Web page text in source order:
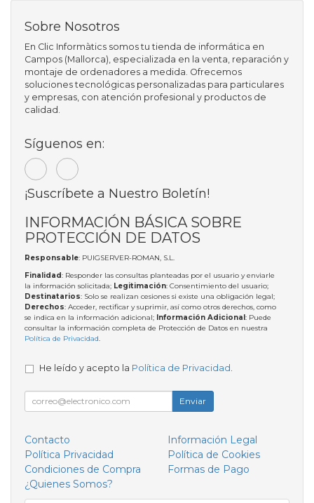
Sobre Nosotros
En Clic Informàtics somos tu tienda de informática en
Campos (Mallorca), especializada en la venta, reparación y
montaje de ordenadores a medida. Ofrecemos
soluciones tecnológicas personalizadas para particulares
y empresas, con atención profesional y productos de
calidad.
Síguenos en:
¡Suscríbete a Nuestro Boletín!
INFORMACIÓN BÁSICA SOBRE
PROTECCIÓN DE DATOS
Responsable: PUIGSERVER-ROMAN, S.L.
Finalidad: Responder las consultas planteadas por el usuario y enviarle
la información solicitada; Legitimación: Consentimiento del usuario;
Destinatarios: Solo se realizan cesiones si existe una obligación legal;
Derechos: Acceder, rectificar y suprimir, así como otros derechos, como
se indica en la información adicional; Información Adicional: Puede
consultar la información completa de Protección de Datos en nuestra
Política de Privacidad.
He leído y acepto la Política de Privacidad
Enviar
Contacto
Información Legal
Política Privacidad
Política de Cookies
Condiciones de Compra
Formas de Pago
¿Quienes Somos?